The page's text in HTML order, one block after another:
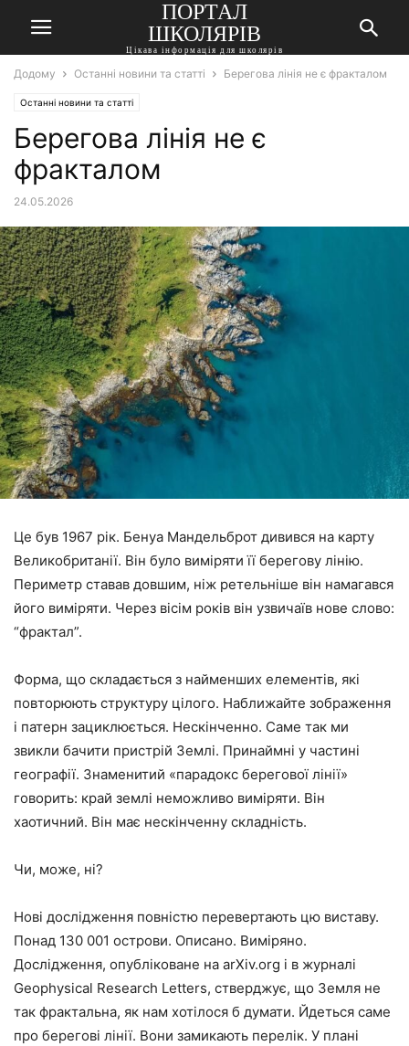
ПОРТАЛ
ШКОЛЯРІВ
Цікава інформація для школярів
Додому Останні новини та статті Берегова лінія не є фракталом
Останні новини та статті
Берегова лінія не є
фракталом
24.05.2026
Це був 1967 рік. Бенуа Мандельброт дивився на карту
Великобританії. Він було виміряти її берегову лінію.
Периметр ставав довшим, ніж ретельніше він намагався
його виміряти. Через вісім років він узвичаїв нове слово:
“фрактал”.
Форма, що складається з найменших елементів, які
повторюють структуру цілого. Наближайте зображення
і патерн зациклюється. Нескінченно. Саме так ми
звикли бачити пристрій Землі. Принаймні у частині
географії. Знаменитий «парадокс берегової лінії»
говорить: край землі неможливо виміряти. Він
хаотичний. Він має нескінченну складність.
Чи, може, ні?
Нові дослідження повністю перевертають цю виставу.
Понад 130 001 острови. Описано. Виміряно.
Дослідження, опубліковане на arXiv.org і в журналі
Geophysical Research Letters, стверджує, що Земля не
так фрактальна, як нам хотілося б думати. Йдеться саме
про берегові лінії. Вони замикають перелік. У плані